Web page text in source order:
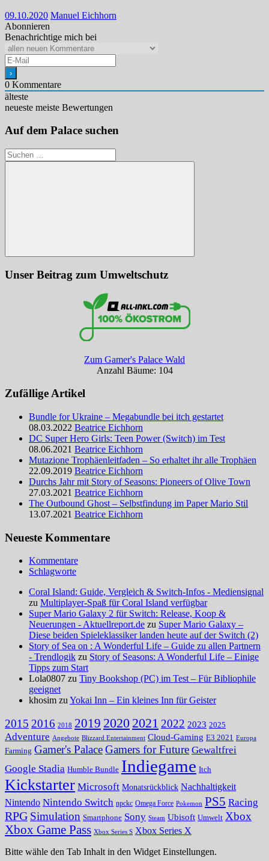
09.10.2020 Manuel Eichhorn
Abonnieren
Benachrichtige mich bei
0 Kommentare
älteste
neueste meiste Bewertungen
Auf dem Palace suchen
Suchen
nach:
Suchen
Unser Beitrag zum Umweltschutz
Zum Gamer's Palace Wald
Anzahl Bäume: 104
Zufällige Artikel
Bundle for Ukraine – Megabundle bei itch gestartet
08.03.2022 Beatrice Eichhorn
DC Super Hero Girls: Teen Power (Switch) im Test
08.06.2021 Beatrice Eichhorn
Mutazione Trophäenleitfaden – So erhaltet ihr alle Trophäen
22.09.2019 Beatrice Eichhorn
Durchs Jahr mit Story of Seasons: Pioneers of Olive Town
27.03.2021 Beatrice Eichhorn
The Outbound Ghost – Selbstfindung im Paper Mario Stil
13.07.2021 Beatrice Eichhorn
Neueste Kommentare
Kommentare
Schlagworte
Coral Island: Guide, Vergleich & Switch-Infos - Mediensignal
zu Multiplayer-Spaß für Coral Island verfügbar
Super Mario Galaxy 2 für Switch: Release, Koop &
Neuerungen - Aktuellreport.de zu Super Mario Galaxy –
Diese beiden Spieleklassiker landen heute auf der Switch (2)
Story of Sea on : A Wonderful Life – Guide zu allen Partnern
- Trendlogik zu Story of Seasons: A Wonderful Life – Einige
Tipps zum Start
Lola0807 zu Tiny Bookshop (PC) im Test – Für Bibliophile
geeignet
khosim zuYokai Inn – Ein kleines Inn für Geister
2015 2016 2018 2019 2020 2021 2022 2023 2025
Adventure Angebote Blizzard Entertainment Cloud-Gaming E3 2021 Europa
Farming Gamer's PalaceGamers for Future Gewaltfrei
Google Stadia Humble Bundle Indiegame Itch
Kickstarter Microsoft Monatsrückblick Nachhaltigkeit
Nintendo Nintendo Switch npckc Omega Force Pokemon PS5 Racing
RPG Simulation Smartphone Sony Steam Ubisoft Umwelt Xbox
Xbox Game Pass Xbox Series S Xbox Series X
Bitte wähle den Tab Inhalt in den Widget Einstellungen.